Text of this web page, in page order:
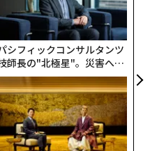
シフィックコンサルタンツ
師長の"北極星"。災害への
力感を乗り越え見つけた、
災一筋20年の答え